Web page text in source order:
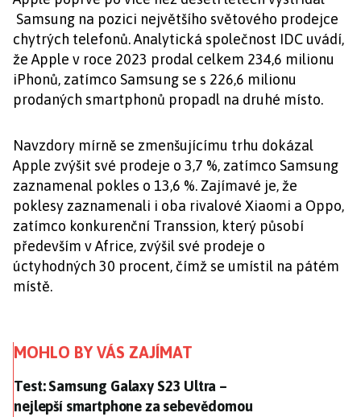
Samsung na pozici největšího světového prodejce
chytrých telefonů. Analytická společnost IDC uvádí,
že Apple v roce 2023 prodal celkem 234,6 milionu
iPhonů, zatímco Samsung se s 226,6 milionu
prodaných smartphonů propadl na druhé místo.
Navzdory mírně se zmenšujícímu trhu dokázal
Apple zvýšit své prodeje o 3,7 %, zatímco Samsung
zaznamenal pokles o 13,6 %. Zajímavé je, že
poklesy zaznamenali i oba rivalové Xiaomi a Oppo,
zatímco konkurenční Transsion, který působí
především v Africe, zvýšil své prodeje o
úctyhodných 30 procent, čímž se umístil na pátém
místě.
MOHLO BY VÁS ZAJÍMAT
Test: Samsung Galaxy S23 Ultra – nejlepší
Test: Samsung Galaxy S23 Ultra –
nejlepší smartphone za sebevědomou